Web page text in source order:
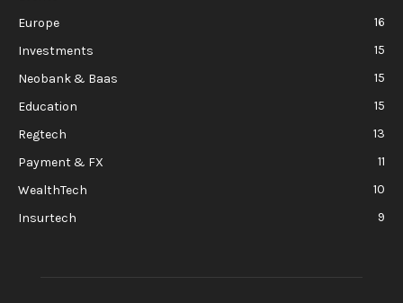
Europe
16
Investments
15
Neobank & Baas
15
Education
15
Regtech
13
Payment & FX
11
WealthTech
10
Insurtech
9